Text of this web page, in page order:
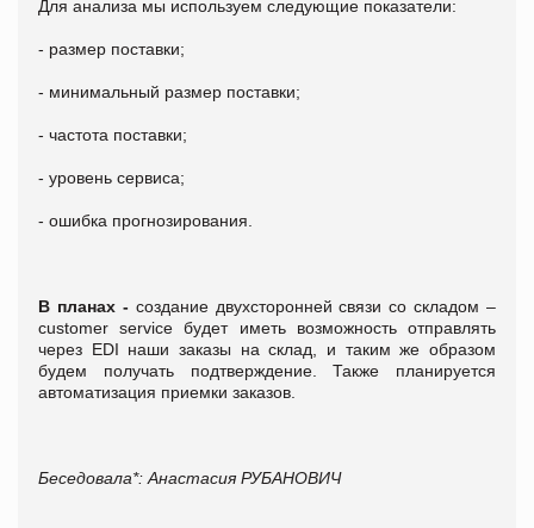
Для анализа мы используем следующие показатели:
- размер поставки;
- минимальный размер поставки;
- частота поставки;
- уровень сервиса;
- ошибка прогнозирования.
В планах -создание двухсторонней связи со складом –
customer service будет иметь возможность отправлять
через EDI наши заказы на склад, и таким же образом
будем получать подтверждение. Также планируется
автоматизация приемки заказов.
Беседовала*: Анастасия РУБАНОВИЧ